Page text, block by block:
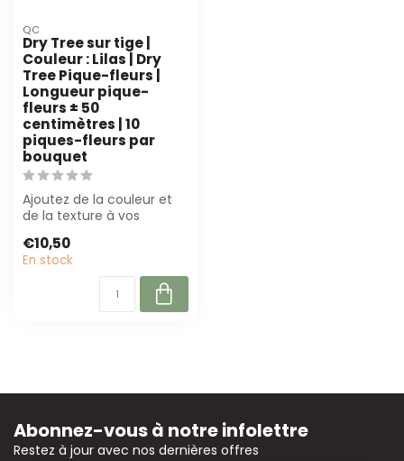
QC
Dry Tree sur tige |
Couleur : Lilas | Dry
Tree Pique-fleurs |
Longueur pique-
fleurs ± 50
centimètres | 10
piques-fleurs par
bouquet
Ajoutez de la couleur et
de la texture à vos
cet accessoi...
€10,50
En stock
Abonnez-vous à notre infolettre
Restez à jour avec nos dernières offres